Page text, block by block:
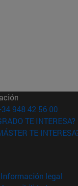
948 42 56 00
TE INTERESA?
TE
Información legal